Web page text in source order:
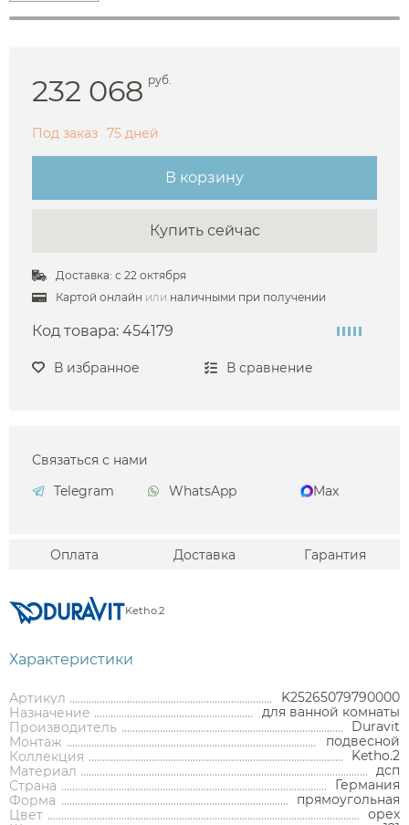
232 068 руб.
Под заказ 75 дней
В корзину
Купить сейчас
Доставка: с 22 октября
Картой онлайн или наличными при получении
Код товара: 454179
В избранное В сравнение
Связаться с нами
Telegram
WhatsApp Max
Оплата Доставка Гарантия
Ketho.2
Характеристики
Артикул
K25265079790000
Назначение
для ванной комнаты
Производитель
Duravit
Монтаж
подвесной
Коллекция
Ketho.2
Материал
дсп
Страна
Германия
Форма
прямоугольная
Цвет
орех